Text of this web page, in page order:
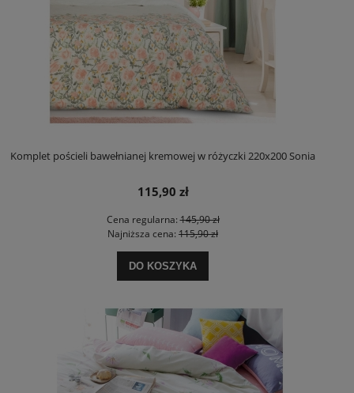
Komplet pościeli bawełnianej kremowej w różyczki 220x200 Sonia
115,90 zł
Cena regularna:145,90 zł
Najniższa cena: 115,90 zł
DO KOSZYKA